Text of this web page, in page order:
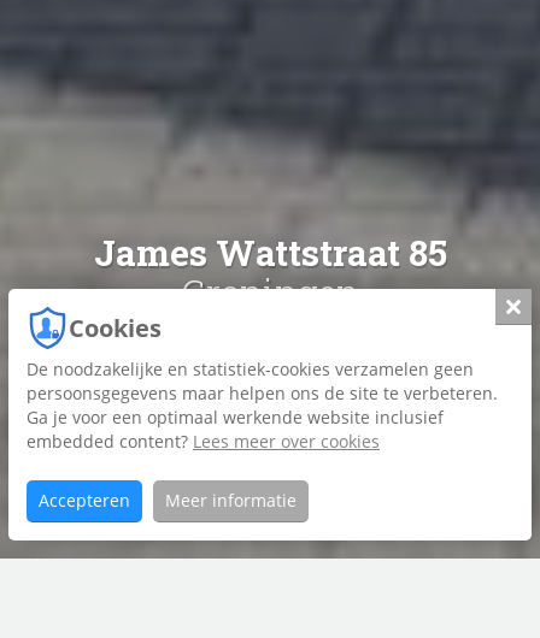
James Wattstraat 85
Groningen
Foto's
Plattegrond
Brochure
Cookies
De noodzakelijke en statistiek-cookies verzamelen geen
persoonsgegevens maar helpen ons de site te verbeteren.
Ga je voor een optimaal werkende website inclusief
embedded content? Lees meer over cookies
Accepteren Meer informatie